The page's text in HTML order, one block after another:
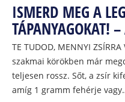
ISMERD MEG A
TÁPANYAGOKAT!
TE TUDOD, MENNYI
szakmai körökben már
teljesen rossz. Sőt, a zsír
amíg 1 gramm fehérje